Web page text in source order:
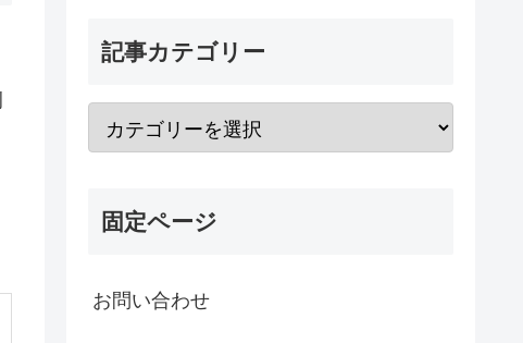
記事カテゴリー
固定ページ
お問い合わせ